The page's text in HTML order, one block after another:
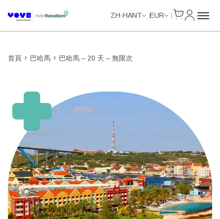
ZH-HANT EUR
首頁 巴哈馬 巴哈馬 – 20 天 – 無限次